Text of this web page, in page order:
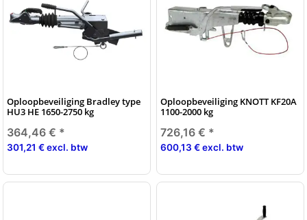
Oploopbeveiliging Bradley type
HU3 HE 1650-2750 kg
364,46 € *
301,21 € excl. btw
Oploopbeveiliging KNOTT KF20A
1100-2000 kg
726,16 € *
600,13 € excl. btw